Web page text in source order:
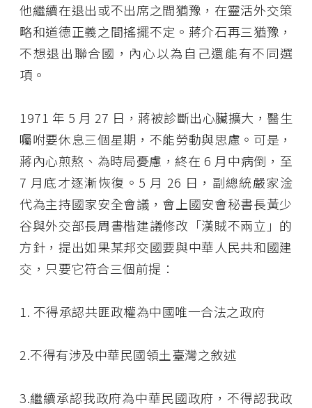
他繼續在退出或不出席之間猶豫，在靈活外交策
略和道德正義之間搖擺不定。蔣介石再三猶豫，
不想退出聯合國，內心以為自己還能有不同選
項。
1971 年 5 月 27 日，蔣被診斷出心臟擴大，醫生
囑咐要休息三個星期，不能勞動與思慮。可是，
蔣內心煎熬、為時局憂慮，終在 6 月中病倒，至
7 月底才逐漸恢復。5 月 26 日，副總統嚴家淦
代為主持國家安全會議，會上國安會秘書長黃少
谷與外交部長周書楷建議修改「漢賊不兩立」的
方針，提出如果某邦交國要與中華人民共和國建
交，只要它符合三個前提：
1. 不得承認共匪政權為中國唯一合法之政府
2.不得有涉及中華民國領土臺灣之敘述
3.繼續承認我政府為中華民國政府，不得認我政